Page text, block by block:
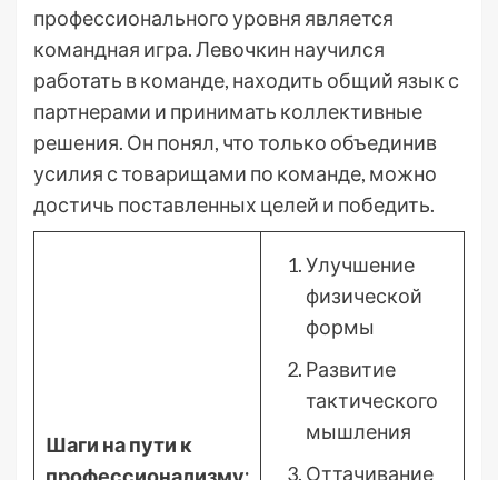
профессионального уровня является
командная игра. Левочкин научился
работать в команде, находить общий язык с
партнерами и принимать коллективные
решения. Он понял, что только объединив
усилия с товарищами по команде, можно
достичь поставленных целей и победить.
Шаги на пути к
Улучшение
физической
формы
Развитие
тактического
мышления
Оттачивание